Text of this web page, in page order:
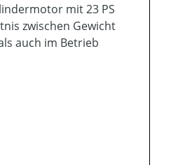
mit 23 PS
zwischen Gewicht
auch im Betrieb